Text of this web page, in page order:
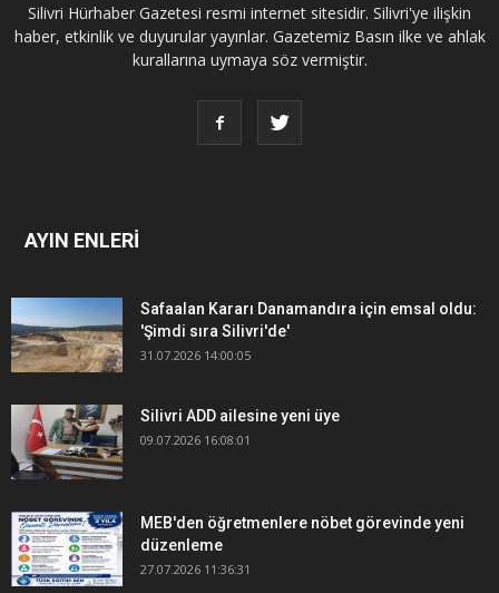
Silivri Hürhaber Gazetesi resmi internet sitesidir. Silivri'ye ilişkin
haber, etkinlik ve duyurular yayınlar. Gazetemiz Basın ilke ve ahlak
kurallarına uymaya söz vermiştir.
AYIN ENLERİ
Safaalan Kararı Danamandıra için emsal oldu:
'Şimdi sıra Silivri'de'
31.07.2026 14:00:05
Silivri ADD ailesine yeni üye
09.07.2026 16:08:01
MEB'den öğretmenlere nöbet görevinde yeni
düzenleme
27.07.2026 11:36:31